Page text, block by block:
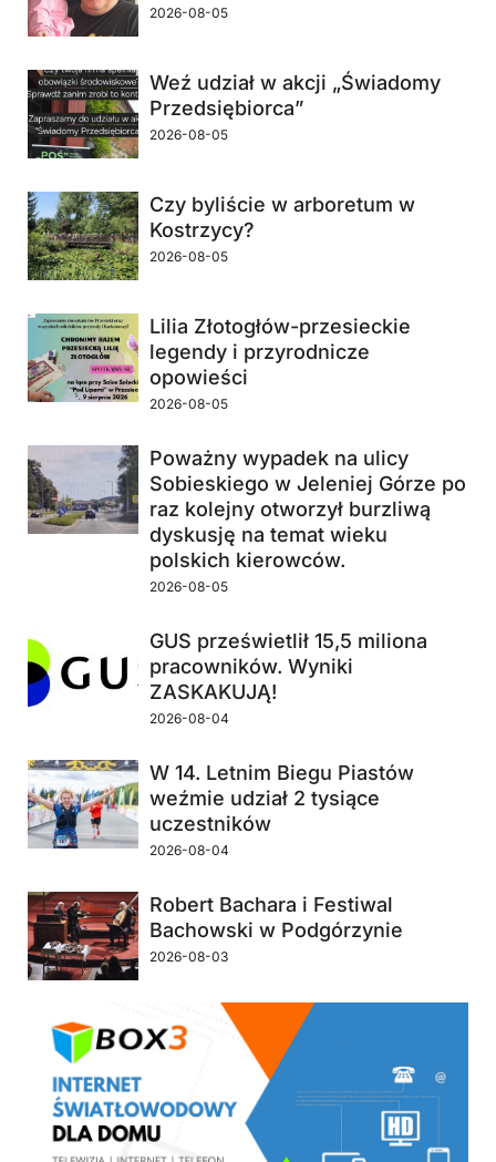
2026-08-05
Weź udział w akcji „Świadomy
Przedsiębiorca”
2026-08-05
Czy byliście w arboretum w
Kostrzycy?
2026-08-05
Lilia Złotogłów-przesieckie
legendy i przyrodnicze
opowieści
2026-08-05
Poważny wypadek na ulicy
Sobieskiego w Jeleniej Górze po
raz kolejny otworzył burzliwą
dyskusję na temat wieku
polskich kierowców.
2026-08-05
GUS prześwietlił 15,5 miliona
pracowników. Wyniki
ZASKAKUJĄ!
2026-08-04
W 14. Letnim Biegu Piastów
weźmie udział 2 tysiące
uczestników
2026-08-04
Robert Bachara i Festiwal
Bachowski w Podgórzynie
2026-08-03